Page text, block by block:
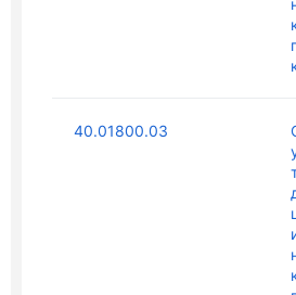
40.01800.03